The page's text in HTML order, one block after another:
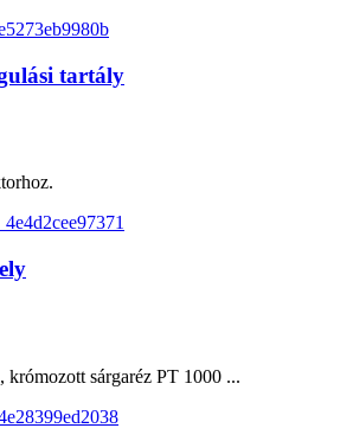
tartály
krómozott sárgaréz PT 1000 ...